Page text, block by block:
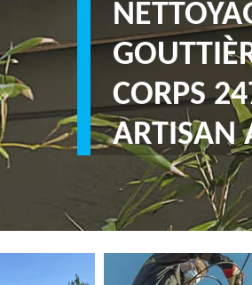
CORPS
ARTISAN